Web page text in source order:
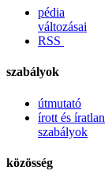
pédia
változásai
RSS
szabályok
útmutató
írott és íratlan
szabályok
közösség